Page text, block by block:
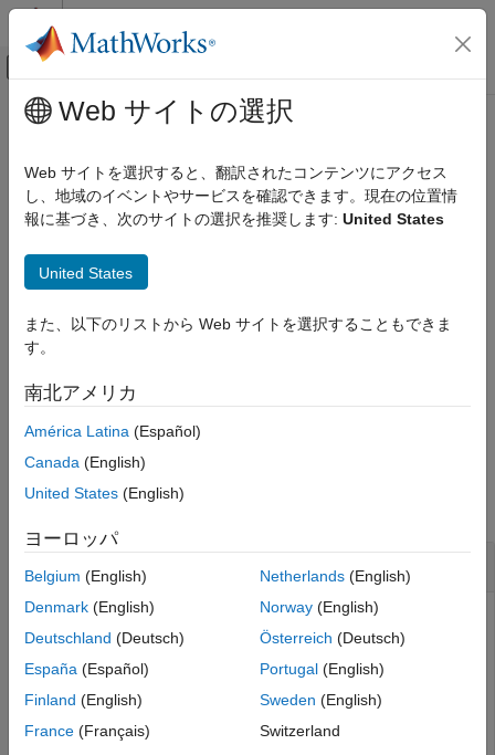
コンテンツへスキップ
オフキャンバス ナビゲーション メ
ドキュメンテーションのホーム
SoC Blockset
Peripherals
Get Started with SoC Blockset
soclib
Syntax
Version History
See Also
メインコンテンツ
soclib
Open theSoC Blocksetblock library
Syntax
Description
Examples
This example shows how to open and view the SoC
Blockset library.
Run the following command to open the SoC Blockset
library in Simulink:
Web サイトの選択
Web サイトを選択すると、翻訳されたコンテンツにアクセス
し、地域のイベントやサービスを確認できます。現在の位置情
報に基づき、次のサイトの選択を推奨します: United States
United States
また、以下のリストから Web サイトを選択することもできま
す。
南北アメリカ
América Latina (Español)
Canada (English)
United States (English)
ヨーロッパ
Belgium (English)
Denmark (English)
Deutschland (Deutsch)
España (Español)
Finland (English)
France (Français)
Netherlands(English)
Norway(English)
Österreich (Deutsch)
Portugal(English)
Sweden (English)
Switzerland